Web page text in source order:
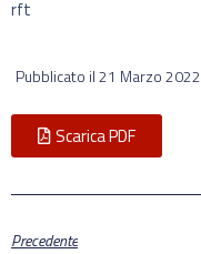
rft
Pubblicato il21 Marzo 2022
Scarica PDF
Precedente